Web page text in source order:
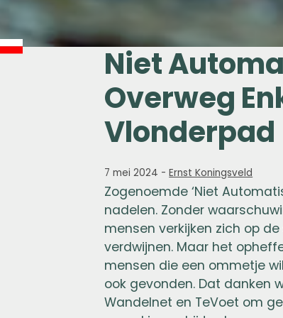
Niet
Overweg
Vlonderpad
7 mei 2024 -Ernst Koningsveld
Zogenoemde ‘Niet
nadelen. Zonder
mensen verkijken zich op
verdwijnen. Maar het
mensen die een ommetje
ook gevonden. Dat danken
Wandelnet en TeVoet om